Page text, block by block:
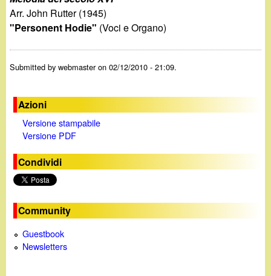
Arr. John Rutter (1945)
"Personent Hodie" (Voci e Organo)
Submitted bywebmasteron 02/12/2010 - 21:09.
Azioni
Versione stampabile
Versione PDF
Condividi
Community
Guestbook
Newsletters